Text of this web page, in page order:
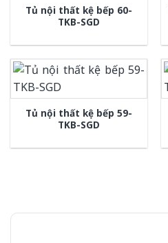
Tủ nội thất kệ bếp 60-
TKB-SGD
Tủ nội thất kệ bếp 59-
TKB-SGD